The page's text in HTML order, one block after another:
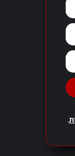
.